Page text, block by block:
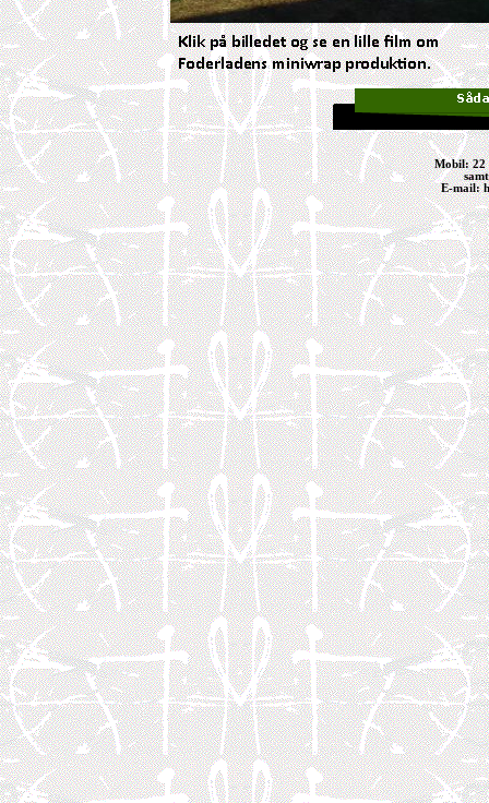
Mobil: 22
E-mail: